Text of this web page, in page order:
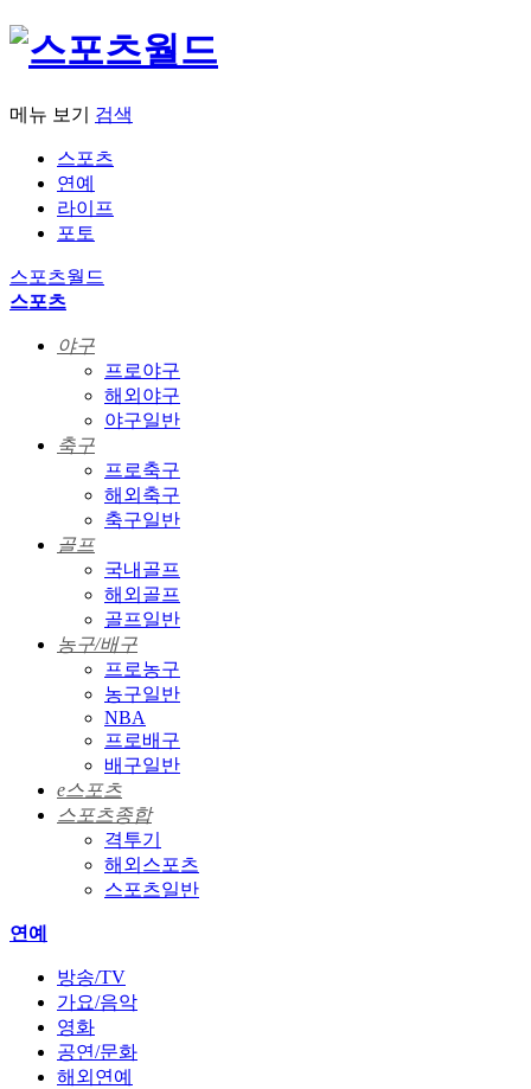
메뉴 보기 검색
스포츠
연예
라이프
포토
스포츠월드
스포츠
야구
프로야구
해외야구
야구일반
축구
프로축구
해외축구
축구일반
골프
국내골프
해외골프
골프일반
농구/배구
프로농구
농구일반
NBA
프로배구
배구일반
e스포츠
스포츠종합
격투기
해외스포츠
스포츠일반
연예
방송/TV
가요/음악
영화
공연/문화
해외연예